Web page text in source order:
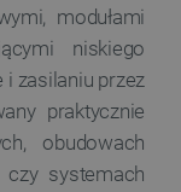
modułami
niskiego
i zasilaniu przez
praktycznie
obudowach
czy systemach